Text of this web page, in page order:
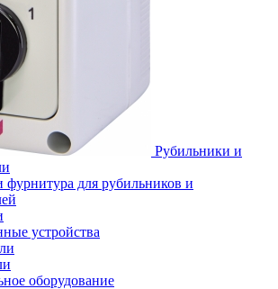
Рубильники и
фурнитура для рубильников и
устройства
оборудование